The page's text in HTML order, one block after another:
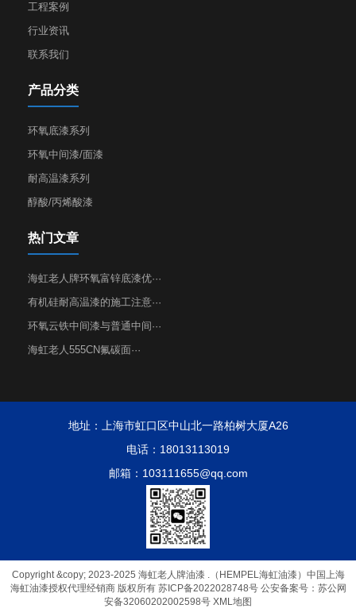
工程案例
行业资讯
联系我们
产品分类
环氧底漆系列
环氧中间漆/面漆
耐高温漆系列
醇酸/丙烯酸漆
热门文章
海虹老人牌环氧富锌底漆优···
有机硅耐高温漆的施工注意···
环氧云铁中间漆与普通中间···
海虹老人555CN氟碳面···
地址：上海市虹口区中山北一路柏树大厦A26
电话：18013113019
邮箱：103111655@qq.com
Copyright &copy; 2023-2025 海虹老人牌油漆 .（HEMPEL海虹油漆）中国上海
海虹油漆授权代理经销商 版权所有 苏ICP备2022028748号公安备案号：苏公网
安备32060202002598号 XML地图